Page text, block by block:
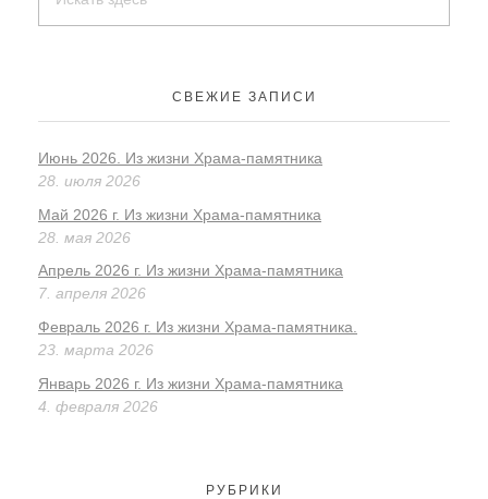
СВЕЖИЕ ЗАПИСИ
Июнь 2026. Из жизни Храма-памятника
28. июля 2026
Май 2026 г. Из жизни Храма-памятника
28. мая 2026
Апрель 2026 г. Из жизни Храма-памятника
7. апреля 2026
Февраль 2026 г. Из жизни Храма-памятника.
23. марта 2026
Январь 2026 г. Из жизни Храма-памятника
4. февраля 2026
РУБРИКИ